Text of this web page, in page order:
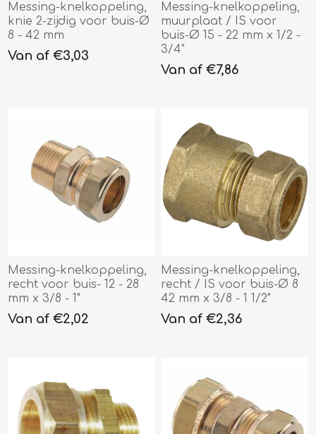
Messing-knelkoppeling,
knie 2-zijdig voor buis-Ø
8 - 42 mm
Van af €3,03
Messing-knelkoppeling,
muurplaat / IS voor
buis-Ø 15 - 22 mm x 1/2 -
3/4"
Van af €7,86
Messing-knelkoppeling,
recht voor buis- 12 - 28
mm x 3/8 - 1"
Van af €2,02
Messing-knelkoppeling,
recht / IS voor buis-Ø 8
42 mm x 3/8 - 1 1/2"
Van af €2,36